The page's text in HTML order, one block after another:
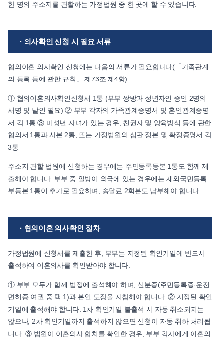
한 명의 주소지를 관할하는 가정법원 중 한 곳에 할 수 있습니다.
· 의사확인 신청 시 필요 서류
협의이혼 의사확인 신청에는 다음의 서류가 필요합니다(「가족관계
의 등록 등에 관한 규칙」 제73조 제4항).
① 협의이혼의사확인신청서 1통 (부부 쌍방과 성년자인 증인 2명의
서명 및 날인 필요) ② 부부 각자의 가족관계증명서 및 혼인관계증명
서 각 1통 ③ 미성년 자녀가 있는 경우, 친권자 및 양육방식 등에 관한
협의서 1통과 사본 2통, 또는 가정법원의 심판 정본 및 확정증명서 각
3통
주소지 관할 법원에 신청하는 경우에는 주민등록등본 1통도 함께 제
출해야 합니다. 부부 중 일방이 외국에 있는 경우에는 재외국민등록
부등본 1통이 추가로 필요하며, 송달료 2회분도 납부해야 합니다.
· 협의이혼 의사확인 절차
가정법원에 신청서를 제출한 후, 부부는 지정된 확인기일에 반드시
출석하여 이혼의사를 확인받아야 합니다.
① 부부 모두가 함께 법정에 출석해야 하며, 신분증(주민등록증·운전
면허증·여권 중 택 1)과 본인 도장을 지참해야 합니다. ② 지정된 확인
기일에 출석해야 합니다. 1차 확인기일 불출석 시 자동 취소되지는
않으나, 2차 확인기일까지 출석하지 않으면 신청이 자동 취하 처리됩
니다. ③ 법원이 이혼의사 합치를 확인한 경우, 부부 각자에게 이혼의